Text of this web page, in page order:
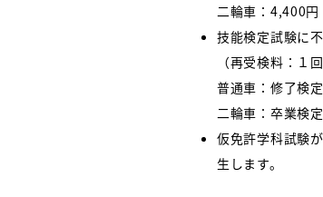
二輪車：4,400円
技能検定試験に
（再受検料：１回
普通車：修了検
二輪車：卒業検
仮免許学科試験
生します。